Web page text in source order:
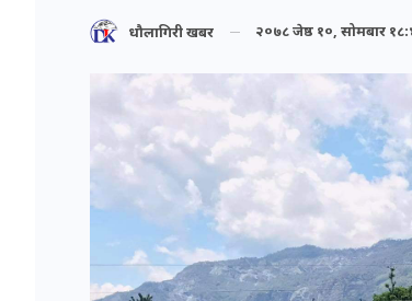
धौलागिरी खबर २०७८ जेष्ठ १०, सोमबार